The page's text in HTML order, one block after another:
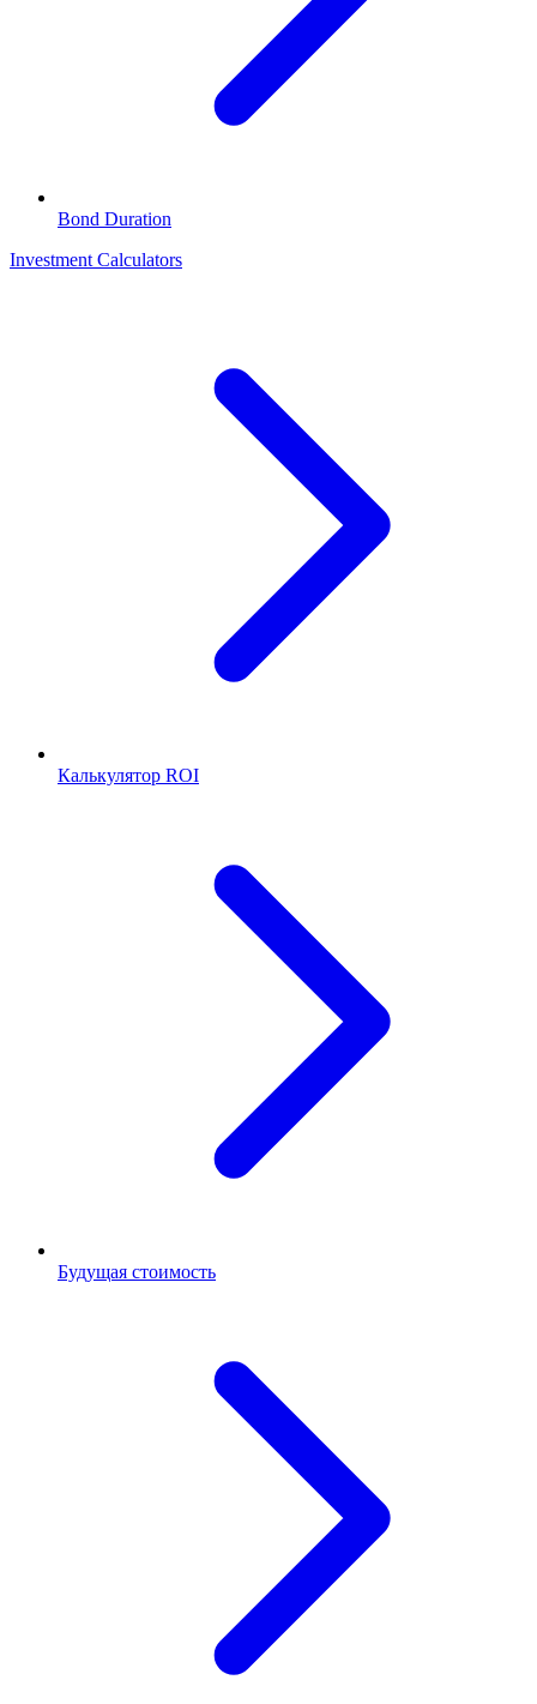
Bond Duration
Investment Calculators
Калькулятор ROI
Будущая стоимость